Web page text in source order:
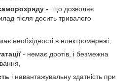
-
що дозволяє
після досить тривалого
необхідності в електромережі,
- немає дротів, і безмежна
і навантажувальну здатність при